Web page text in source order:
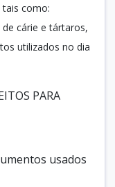
como:
cárie e tártaros,
utilizados no dia
PARA
usados